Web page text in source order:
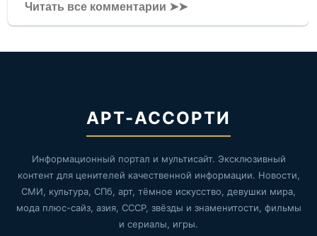
Читать все комментарии ➤➤
АРТ-АССОРТИ
Информационный портал и мультисайт. Эксклюзивный
контент для ценителей качественной информации. Новости,
СМИ, культура, СПб, арт, тёмное искусство, девушки мира,
мода плюс-сайз, азия, СССР, звёзды и знаменитости, фильмы
и сериалы, игры.